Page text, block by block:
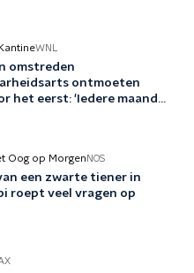
WNL
omstreden
ontmoeten
het eerst: 'Iedere maand
Oog op Morgen NOS
een zwarte tiener in
roept veel vragen op